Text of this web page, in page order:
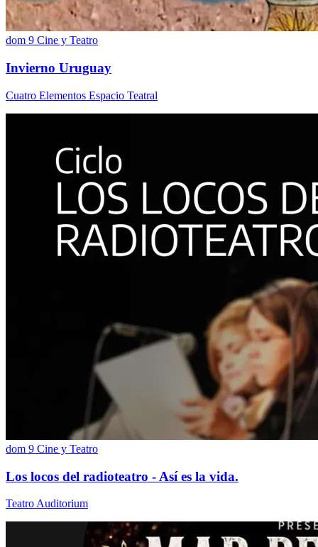
dom 9 Cine y Teatro
Invierno Uruguay
Cuatro Elementos Espacio Teatral
dom 9 Cine y Teatro
Los locos del radioteatro - Así es la vida.
Teatro Auditorium